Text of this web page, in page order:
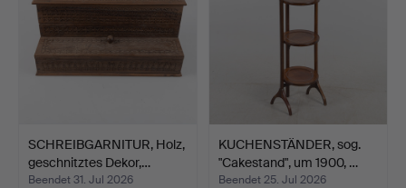
SCHREIBGARNITUR, Holz,
geschnitztes Dekor,…
Beendet 31. Jul 2026
KUCHENSTÄNDER, sog.
"Cakestand", um 1900, …
Beendet 25. Jul 2026